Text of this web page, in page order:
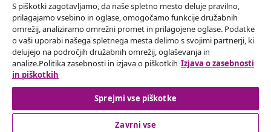
Odstop od pogodbe
Oddaj zahtevek za odstop od naročila.
Odstop od pogodbe
S piškotki zagotavljamo, da naše spletno mesto deluje pravilno,
prilagajamo vsebino in oglase, omogočamo funkcije družabnih
omrežij, analiziramo omrežni promet in prilagojene oglase. Podatke
o vaši uporabi našega spletnega mesta delimo s svojimi partnerji, ki
delujejo na področjih družabnih omrežij, oglaševanja in
analize.Politika zasebnosti in izjava o piškotkih Izjava o zasebnosti
in piškotkih
Sprejmi vse piškotke
Zavrni vse